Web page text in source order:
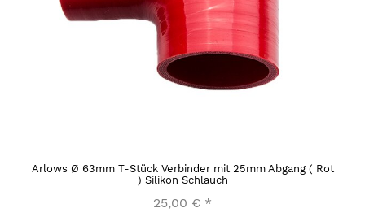
Arlows Ø 63mm T-Stück Verbinder mit 25mm Abgang ( Rot
) Silikon Schlauch
25,00 € *